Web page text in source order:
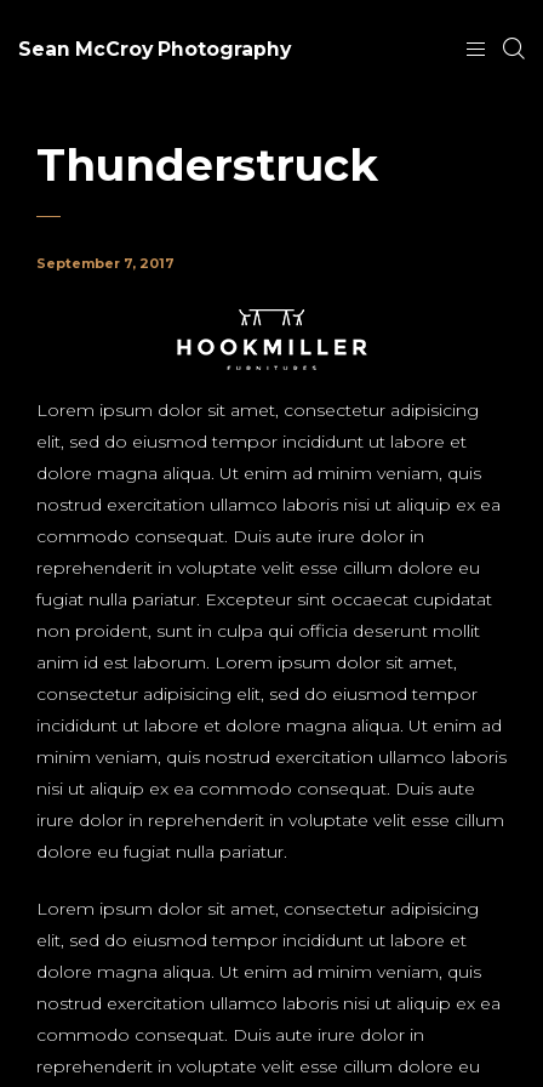
Sean McCroy Photography
Thunderstruck
September 7, 2017
Lorem ipsum dolor sit amet, consectetur adipisicing
elit, sed do eiusmod tempor incididunt ut labore et
dolore magna aliqua. Ut enim ad minim veniam, quis
nostrud exercitation ullamco laboris nisi ut aliquip ex ea
commodo consequat. Duis aute irure dolor in
reprehenderit in voluptate velit esse cillum dolore eu
fugiat nulla pariatur. Excepteur sint occaecat cupidatat
non proident, sunt in culpa qui officia deserunt mollit
anim id est laborum. Lorem ipsum dolor sit amet,
consectetur adipisicing elit, sed do eiusmod tempor
incididunt ut labore et dolore magna aliqua. Ut enim ad
minim veniam, quis nostrud exercitation ullamco laboris
nisi ut aliquip ex ea commodo consequat. Duis aute
irure dolor in reprehenderit in voluptate velit esse cillum
dolore eu fugiat nulla pariatur.
Lorem ipsum dolor sit amet, consectetur adipisicing
elit, sed do eiusmod tempor incididunt ut labore et
dolore magna aliqua. Ut enim ad minim veniam, quis
nostrud exercitation ullamco laboris nisi ut aliquip ex ea
commodo consequat. Duis aute irure dolor in
reprehenderit in voluptate velit esse cillum dolore eu